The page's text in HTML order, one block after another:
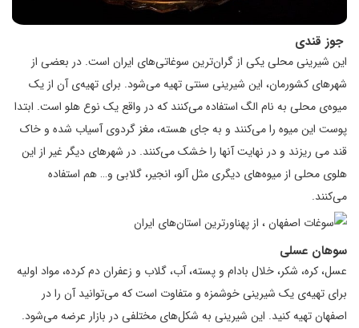
جوز قندی
این شیرینی محلی یکی از گران‌ترین سوغاتی‌های ایران است. در بعضی از
شهرهای کشورمان، این شیرینی سنتی تهیه می‌شود. برای تهیه‌ی آن از یک
میوه‌ی محلی به نام الگ استفاده می‌کنند که در واقع یک نوع هلو است. ابتدا
پوست این میوه را می‌کنند و به جای هسته، مغز گردوی آسیاب شده و خاک
قند می ریزند و در نهایت آنها را خشک می‌کنند. در شهرهای دیگر غیر از این
هلوی محلی از میوه‌های دیگری مثل آلو، انجیر، گلابی و… هم استفاده
می‌کنند.
سوهان عسلی
عسل، کره، شکر، خلال بادام و پسته، آب، گلاب و زعفران دم کرده، مواد اولیه
برای تهیه‌ی یک شیرینی خوشمزه و متفاوت است که می‌توانید آن را در
اصفهان تهیه کنید. این شیرینی به شکل‌های مختلفی در بازار عرضه می‌شود.